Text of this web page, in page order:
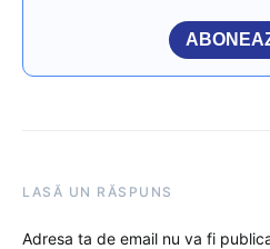
LASĂ UN RĂSPUNS
Adresa ta de email nu va fi